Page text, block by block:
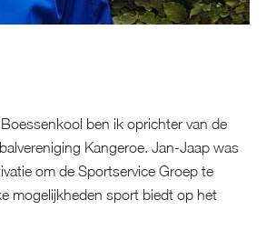
ben ik oprichter van de
Kangeroe. Jan-Jaap was
om de Sportservice Groep te
mogelijkheden sport biedt op het